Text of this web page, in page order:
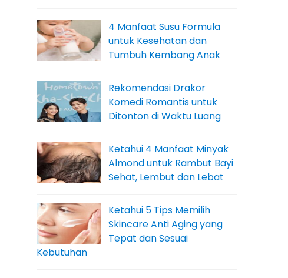
4 Manfaat Susu Formula
untuk Kesehatan dan
Tumbuh Kembang Anak
Rekomendasi Drakor
Komedi Romantis untuk
Ditonton di Waktu Luang
Ketahui 4 Manfaat Minyak
Almond untuk Rambut Bayi
Sehat, Lembut dan Lebat
Ketahui 5 Tips Memilih
Skincare Anti Aging yang
Tepat dan Sesuai
Kebutuhan